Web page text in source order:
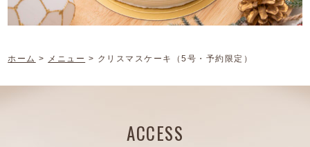
ホーム > メニュー > クリスマスケーキ（5号・予約限定）
ACCESS